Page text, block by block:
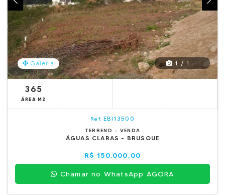
Galeria 1 / 1
365
ÁREA M2
Ref. EBI13500
TERRENO - VENDA
ÁGUAS CLARAS - BRUSQUE
R$ 150.000,00
Chamar no WhatsApp AGORA